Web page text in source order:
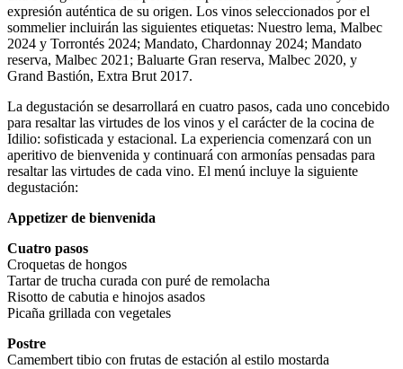
expresión auténtica de su origen. Los vinos seleccionados por el
sommelier incluirán las siguientes etiquetas: Nuestro lema, Malbec
2024 y Torrontés 2024; Mandato, Chardonnay 2024; Mandato
reserva, Malbec 2021; Baluarte Gran reserva, Malbec 2020, y
Grand Bastión, Extra Brut 2017.
La degustación se desarrollará en cuatro pasos, cada uno concebido
para resaltar las virtudes de los vinos y el carácter de la cocina de
Idilio: sofisticada y estacional. La experiencia comenzará con un
aperitivo de bienvenida y continuará con armonías pensadas para
resaltar las virtudes de cada vino. El menú incluye la siguiente
degustación:
Appetizer de bienvenida
Cuatro pasos
Croquetas de hongos
Tartar de trucha curada con puré de remolacha
Risotto de cabutia e hinojos asados
Picaña grillada con vegetales
Postre
Camembert tibio con frutas de estación al estilo mostarda